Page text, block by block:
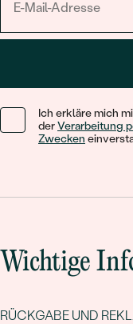
Ich erkläre mich
derVerarbeitung
Zwecken
Wichtige
RÜCKGABE UND